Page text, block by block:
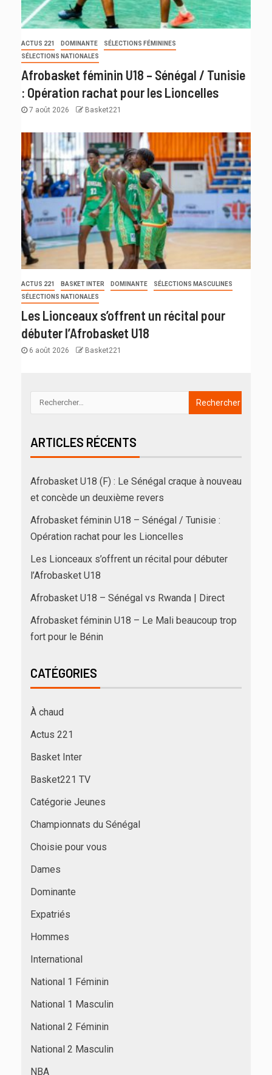
ACTUS 221 DOMINANTE
SÉLECTIONS FÉMININES
SÉLECTIONS NATIONALES
Afrobasket féminin U18 – Sénégal / Tunisie
: Opération rachat pour les Lioncelles
7 août 2026 Basket221
ACTUS 221 BASKET INTER DOMINANTE
SÉLECTIONS MASCULINES
SÉLECTIONS NATIONALES
Les Lionceaux s’offrent un récital pour
débuter l’Afrobasket U18
6 août 2026 Basket221
ARTICLES RÉCENTS
Afrobasket U18 (F) : Le Sénégal craque à nouveau
et concède un deuxième revers
Afrobasket féminin U18 – Sénégal / Tunisie :
Opération rachat pour les Lioncelles
Les Lionceaux s’offrent un récital pour débuter
l’Afrobasket U18
Afrobasket U18 – Sénégal vs Rwanda | Direct
Afrobasket féminin U18 – Le Mali beaucoup trop
fort pour le Bénin
CATÉGORIES
À chaud
Actus 221
Basket Inter
Basket221 TV
Catégorie Jeunes
Championnats du Sénégal
Choisie pour vous
Dames
Dominante
Expatriés
Hommes
International
National 1 Féminin
National 1 Masculin
National 2 Féminin
National 2 Masculin
NBA